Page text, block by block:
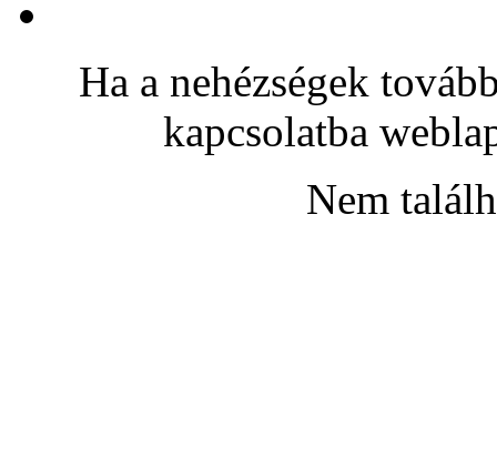
Ha a nehézségek
kapcsolatba
Nem